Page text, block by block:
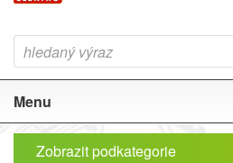
Menu
Zobrazit podkategorie